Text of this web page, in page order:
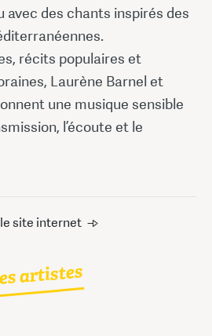
avec des chants inspirés des
récits populaires et
Laurène Barnel et
une musique sensible
l’écoute et le
site internet
artistes